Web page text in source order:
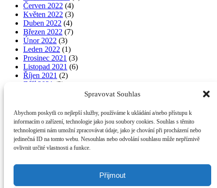
Spravovat Souhlas
Abychom poskytli co nejlepší služby, používáme k ukládání a/nebo přístupu k
informacím o zařízení, technologie jako jsou soubory cookies. Souhlas s těmito
technologiemi nám umožní zpracovávat údaje, jako je chování při procházení nebo
jedinečná ID na tomto webu. Nesouhlas nebo odvolání souhlasu může nepříznivě
ovlivnit určité vlastnosti a funkce.
Přijmout
Červen 2022 (4)
Květen 2022 (3)
Duben 2022 (4)
Březen 2022 (7)
Únor 2022 (3)
Leden 2022 (1)
Prosinec 2021 (3)
Listopad 2021 (6)
Říjen 2021 (2)
Září 2021 (3)
Červen 2021 (6)
Květen 2021 (3)
Duben 2021(4)
Březen 2021(6)
Únor 2021(3)
nebo další zpřístupňování tohoto obsahu či jeho části veřejnosti, a to